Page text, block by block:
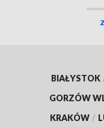
BIAŁYSTOK
GORZÓW
KRAKÓW /